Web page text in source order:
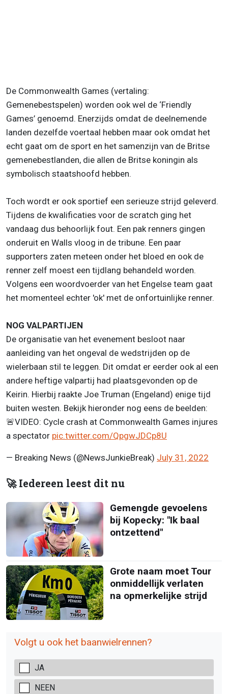
De Commonwealth Games (vertaling:
Gemenebestspelen) worden ook wel de ‘Friendly
Games’ genoemd. Enerzijds omdat de deelnemende
landen dezelfde voertaal hebben maar ook omdat het
echt gaat om de sport en het samenzijn van de Britse
gemenebestlanden, die allen de Britse koningin als
symbolisch staatshoofd hebben.
Toch wordt er ook sportief een serieuze strijd geleverd.
Tijdens de kwalificaties voor de scratch ging het
vandaag dus behoorlijk fout. Een pak renners gingen
onderuit en Walls vloog in de tribune. Een paar
supporters zaten meteen onder het bloed en ook de
renner zelf moest een tijdlang behandeld worden.
Volgens een woordvoerder van het Engelse team gaat
het momenteel echter 'ok' met de onfortuinlijke renner.
NOG VALPARTIJEN
De organisatie van het evenement besloot naar
aanleiding van het ongeval de wedstrijden op de
wielerbaan stil te leggen. Dit omdat er eerder ook al een
andere heftige valpartij had plaatsgevonden op de
Keirin. Hierbij raakte Joe Truman (Engeland) enige tijd
buiten westen. Bekijk hieronder nog eens de beelden:
🚨VIDEO: Cycle crash at Commonwealth Games injures
a spectator pic.twitter.com/QpgwJDCp8U
— Breaking News (@NewsJunkieBreak) July 31, 2022
🚀 Iedereen leest dit nu
Gemengde gevoelens
bij Kopecky: "Ik baal
ontzettend"
Grote naam moet Tour
onmiddellijk verlaten
na opmerkelijke strijd
Volgt u ook het baanwielrennen?
JA
NEEN